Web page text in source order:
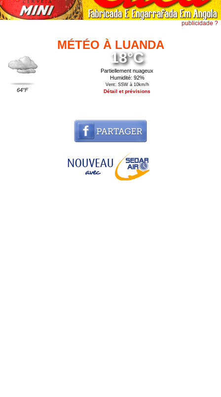
publicidade ?
MÉTÉO À LUANDA
64°F
18°C
Partiellement nuageux
Humidité: 92%
Vent: SSW à 10km/h
Détail et prévisions